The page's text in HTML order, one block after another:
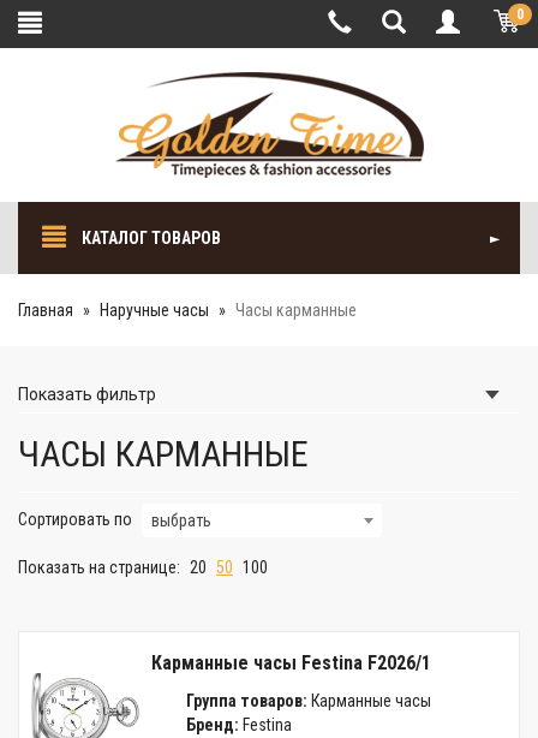
0
КАТАЛОГ ТОВАРОВ
Главная Наручные часы Часы карманные
Показать фильтр
ЧАСЫ КАРМАННЫЕ
Сортировать по выбрать
Показать на странице: 20 50 100
Карманные часы Festina F2026/1
Группа товаров: Карманные часы
Бренд: Festina